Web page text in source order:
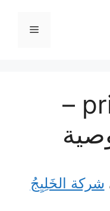
القائمة
privacy-policy –
شركة الخَلِيِجُ